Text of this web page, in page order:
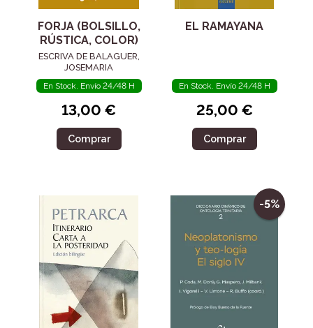
FORJA (BOLSILLO,
RÚSTICA, COLOR)
ESCRIVA DE BALAGUER,
JOSEMARIA
En Stock. Envío 24/48 H
13,00 €
Comprar
EL RAMAYANA
En Stock. Envío 24/48 H
25,00 €
Comprar
-5%